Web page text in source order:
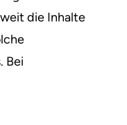
die Inhalte
Bei